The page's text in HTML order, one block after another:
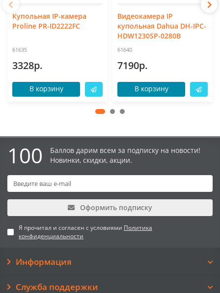
Купольная IP-камера
Proline PR-ID2222FC
61635
3328р.
В корзину
Видеокамера IP
купольная Dahua DH-IPC-
HDW1230SP-0280B
61640
7190р.
В корзину
100
Баллов дарим всем за подписку на новости!
Новинки, скидки, акции.
Оформить подписку
Я прочитал и согласен с условиями Политика
конфиденциальности
Информация
Служба поддержки